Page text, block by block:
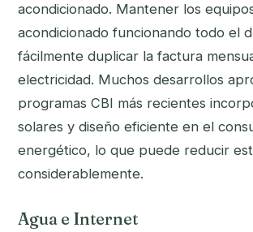
acondicionado. Mantener los
acondicionado funcionando todo el
fácilmente duplicar la factura
electricidad. Muchos desarrollos
programas CBI más recientes
solares y diseño eficiente en el
energético, lo que puede reducir
considerablemente.
Agua e Internet